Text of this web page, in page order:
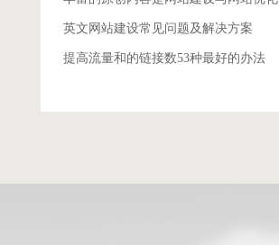
英文网站建设常见问题及解决方案
提高流量和的链接数53种最好的办法